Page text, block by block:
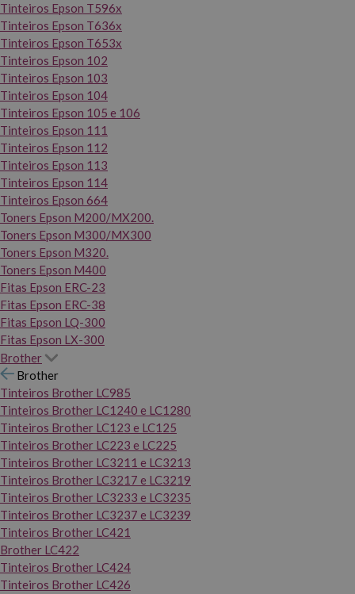
Tinteiros Epson T596x
Tinteiros Epson T636x
Tinteiros Epson T653x
Tinteiros Epson 102
Tinteiros Epson 103
Tinteiros Epson 104
Tinteiros Epson 105 e 106
Tinteiros Epson 111
Tinteiros Epson 112
Tinteiros Epson 113
Tinteiros Epson 114
Tinteiros Epson 664
Toners Epson M200/MX200.
Toners Epson M300/MX300
Toners Epson M320.
Toners Epson M400
Fitas Epson ERC-23
Fitas Epson ERC-38
Fitas Epson LQ-300
Fitas Epson LX-300
Brother
Brother
Tinteiros Brother LC985
Tinteiros Brother LC1240 e LC1280
Tinteiros Brother LC123 e LC125
Tinteiros Brother LC223 e LC225
Tinteiros Brother LC3211 e LC3213
Tinteiros Brother LC3217 e LC3219
Tinteiros Brother LC3233 e LC3235
Tinteiros Brother LC3237 e LC3239
Tinteiros Brother LC421
Brother LC422
Tinteiros Brother LC424
Tinteiros Brother LC426